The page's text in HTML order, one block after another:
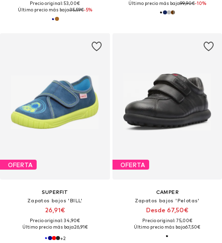
Precio original: 53,00€
Último precio más bajo:35,59€-5%
Último precio más bajo:99,90€-10%
OFERTA
SUPERFIT
Zapatos bajos 'BILL'
26,91€
Precio original: 34,90€
Último precio más bajo:26,91€
+2
OFERTA
CAMPER
Zapatos bajos 'Pelotas'
Desde 67,50€
Precio original: 75,00€
Último precio más bajo:67,50€